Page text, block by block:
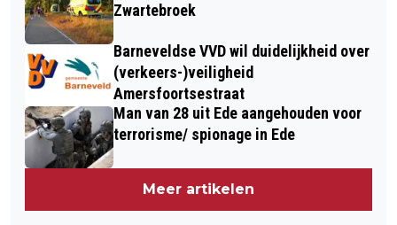
Zwartebroek
Barneveldse VVD wil duidelijkheid over
(verkeers-)veiligheid
Amersfoortsestraat
Man van 28 uit Ede aangehouden voor
terrorisme/ spionage in Ede
Meer artikelen